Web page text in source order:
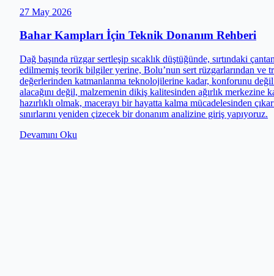
27 May 2026
Bahar Kampları İçin Teknik Donanım Rehberi
Dağ başında rüzgar sertleşip sıcaklık düştüğünde, sırtındaki
edilmemiş teorik bilgiler yerine, Bolu’nun sert rüzgarlarından ve
değerlerinden katmanlanma teknolojilerine kadar, konforunu
alacağını değil, malzemenin dikiş kalitesinden ağırlık
hazırlıklı olmak, macerayı bir hayatta kalma mücadelesinden
sınırlarını yeniden çizecek bir donanım analizine giriş yapıyoruz.
Devamını Oku